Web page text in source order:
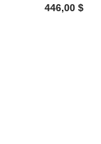
446,00 $